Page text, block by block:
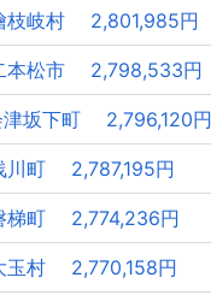
岐村 2,801,985円
松市 2,798,533円
坂下町 2,796,120円
町 2,787,195円
町 2,774,236円
村 2,770,158円